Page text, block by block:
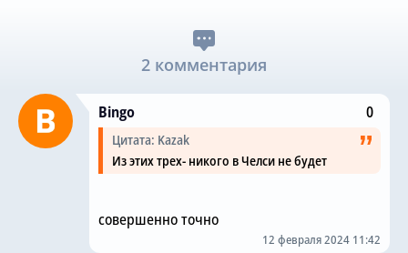
2 комментария
Bingo 0
Цитата: Kazak
Из этих трех- никого в Челси не будет
совершенно точно
12 февраля 2024 11:42